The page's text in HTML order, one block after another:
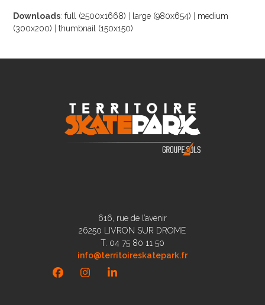
Downloads:full (2500x1668) large (980x654)
medium
(300x200) |thumbnail (150x150)
616, rue de l’avenir
26250 LIVRON SUR DROME
T. 04 75 80 11 50
info@territoireskatepark.fr
FacebookInstagramLinkedIn